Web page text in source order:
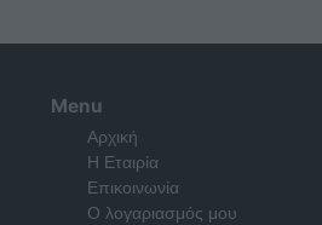
Menu
Αρχική
Η Εταιρία
Επικοινωνία
Ο λογαριασμός μου